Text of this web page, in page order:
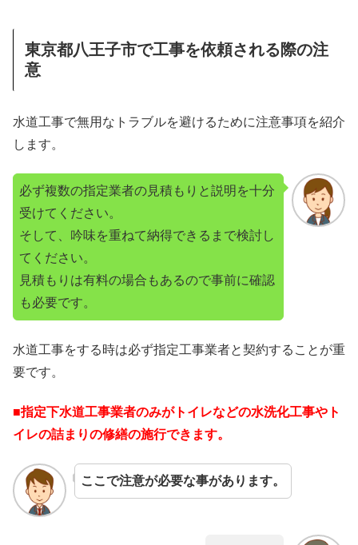
東京都八王子市で工事を依頼される際の注
意
水道工事で無用なトラブルを避けるために注意事項を紹介
します。
必ず複数の指定業者の見積もりと説明を十分
受けてください。
そして、吟味を重ねて納得できるまで検討し
てください。
見積もりは有料の場合もあるので事前に確認
も必要です。
水道工事をする時は必ず指定工事業者と契約することが重
要です。
■指定下水道工事業者のみがトイレなどの水洗化工事やト
イレの詰まりの修繕の施行できます。
ここで注意が必要な事があります。